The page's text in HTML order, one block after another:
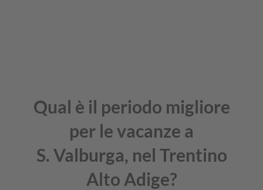
Qual è il periodo migliore
per le vacanze a
S. Valburga, nel Trentino
Alto Adige?